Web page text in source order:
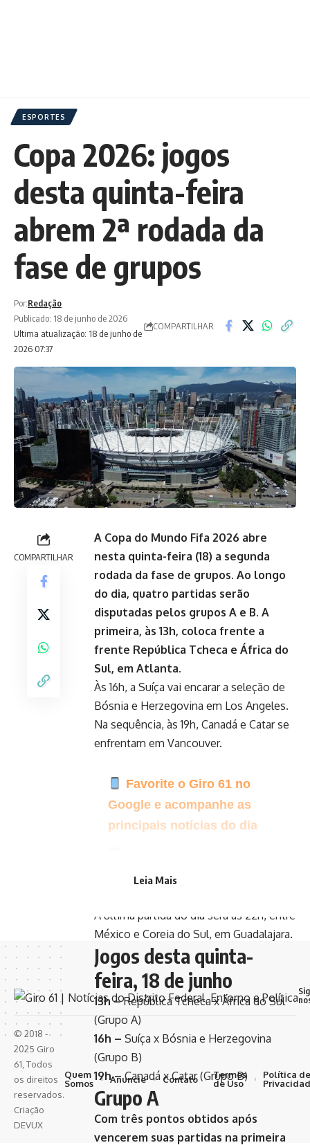
ESPORTES
Copa 2026: jogos
desta quinta-feira
abrem 2ª rodada da
fase de grupos
Ultima atualização: 18 de junho de
2026 07:37
Por:Redação
Publicado: 18 de junho de 2026
COMPARTILHAR
COMPARTILHAR
A Copa do Mundo Fifa 2026 abre
nesta quinta-feira (18) a segunda
rodada da fase de grupos. Ao longo
do dia, quatro partidas serão
disputadas pelos grupos A e B. A
primeira, às 13h, coloca frente a
frente República Tcheca e África do
Sul, em Atlanta.
Às 16h, a Suíça vai encarar a seleção de
Bósnia e Herzegovina em Los Angeles.
Na sequência, às 19h, Canadá e Catar se
enfrentam em Vancouver.
Favorite o Giro 61 no
Google e acompanhe as
principais notícias do dia
canal do Giro 61 no WhatsApp
A última partida do dia será às 22h, entre
México e Coreia do Sul, em Guadalajara.
Jogos desta quinta-
feira, 18 de junho
13h –República Tcheca x África do Sul
(Grupo A)
16h – Suíça x Bósnia e Herzegovina
(Grupo B)
19h –Canadá x Catar (Grupo B)
Grupo A
Com três pontos obtidos após
vencerem suas partidas na primeira
Leia Mais
© 2018 -
2025 Giro
61, Todos
os direitos
reservados.
Criação
DEVUX
Quem
Somos
Anuncie Contato
Termos
de Uso
Política